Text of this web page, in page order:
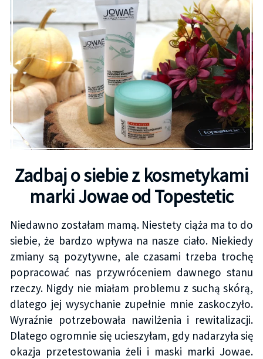
Zadbaj o siebie z kosmetykami
marki Jowae od Topestetic
Niedawno zostałam mamą. Niestety ciąża ma to do
siebie, że bardzo wpływa na nasze ciało. Niekiedy
zmiany są pozytywne, ale czasami trzeba trochę
popracować nas przywróceniem dawnego stanu
rzeczy. Nigdy nie miałam problemu z suchą skórą,
dlatego jej wysychanie zupełnie mnie zaskoczyło.
Wyraźnie potrzebowała nawilżenia i rewitalizacji.
Dlatego ogromnie się ucieszyłam, gdy nadarzyła się
okazja przetestowania żeli i maski marki Jowae.